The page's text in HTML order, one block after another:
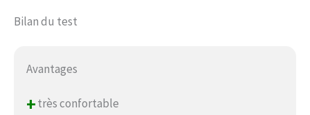
Bilan du test
Avantages
+très confortable